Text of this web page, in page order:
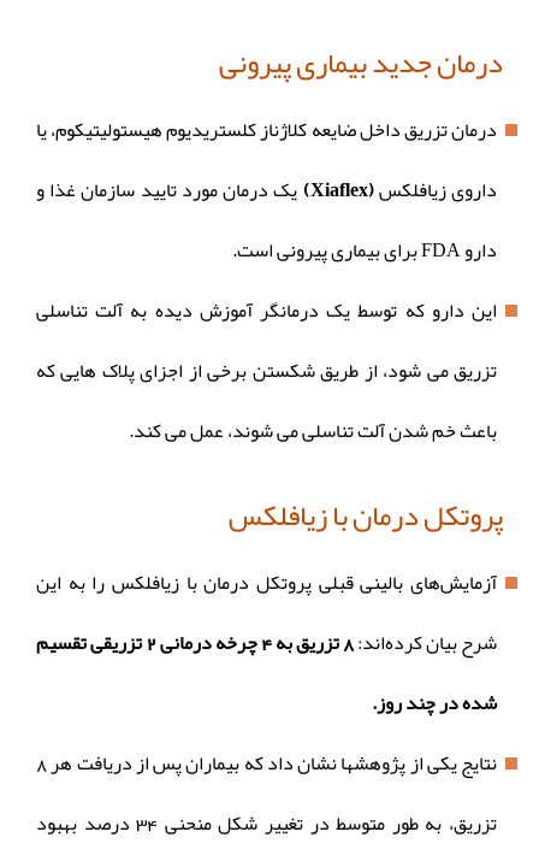
درمان جدید بیماری پیرونی
درمان تزریق داخل ضایعه کلاژناز کلستریدیوم هیستولیتیکوم، یا
داروی زیافلکس(Xiaflex)
یک درمان مورد تایید سازمان غذا و
دارو FDA برای بیماری پیرونی است.
این دارو که توسط یک درمانگر آموزش دیده به آلت تناسلی
تزریق می شود، از طریق شکستن برخی از اجزای پلاک هایی که
باعث خم شدن آلت تناسلی می شوند، عمل می کند.
پروتکل درمان با زیافلکس
آزمایش‌های بالینی قبلی پروتکل درمان با زیافلکس را به این
شرح بیان کرده‌اند:
8 تزریق به 4 چرخه درمانی 2 تزریقی تقسیم
شده در چند روز.
نتایج یکی از پژوهشها نشان داد که بیماران پس از دریافت هر 8
تزریق، به طور متوسط در تغییر شکل منحنی 34 درصد بهبود